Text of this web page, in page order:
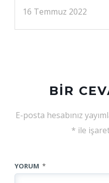
16 Temmuz 2022
BIR
E-posta hesabınız
* ile
YORUM *